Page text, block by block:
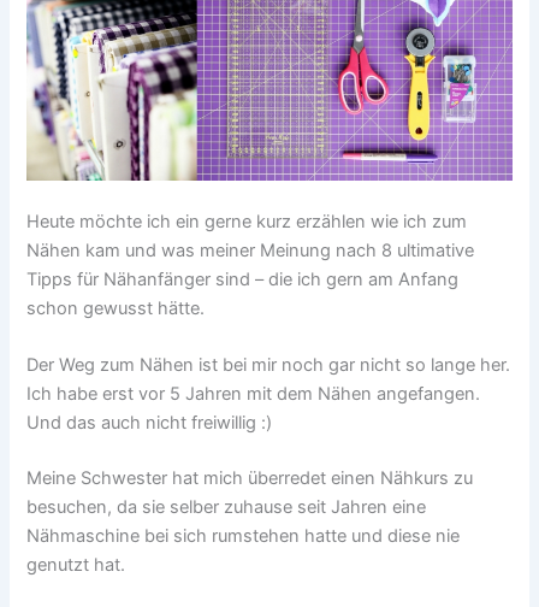
Heute möchte ich ein gerne kurz erzählen wie ich zum
Nähen kam und was meiner Meinung nach 8 ultimative
Tipps für Nähanfänger sind – die ich gern am Anfang
schon gewusst hätte.
Der Weg zum Nähen ist bei mir noch gar nicht so lange her.
Ich habe erst vor 5 Jahren mit dem Nähen angefangen.
Und das auch nicht freiwillig :)
Meine Schwester hat mich überredet einen Nähkurs zu
besuchen, da sie selber zuhause seit Jahren eine
Nähmaschine bei sich rumstehen hatte und diese nie
genutzt hat.